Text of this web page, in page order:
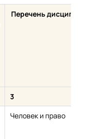
Перечень дисциплин
3
Человек и право